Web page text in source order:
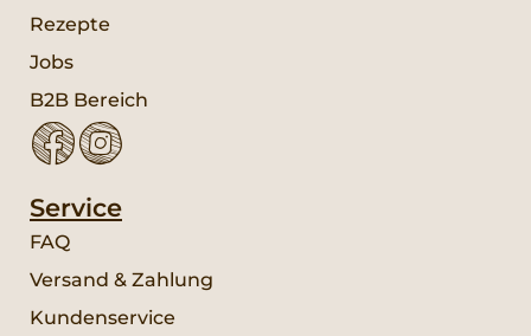
Rezepte
Jobs
B2B Bereich
Service
FAQ
Versand & Zahlung
Kundenservice